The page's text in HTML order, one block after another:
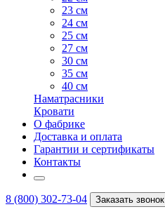
23 см
24 см
25 см
27 см
30 см
35 см
40 см
Наматрасники
Кровати
О фабрике
Доставка и оплата
Гарантии и сертификаты
Контакты
8 (800) 302-73-04 Заказать звонок